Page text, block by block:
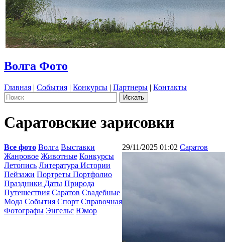
Волга Фото
Главная | События | Конкурсы | Партнеры | Контакты
Саратовские зарисовки
Все фото Волга Выставки
Жанровое Животные Конкурсы
Летопись Литература Истории
Пейзажи Портреты Портфолио
Праздники Даты Природа
Путешествия Саратов Свадебные
Мода События Спорт Справочная
Фотографы Энгельс Юмор
29/11/2025 01:02 Саратов